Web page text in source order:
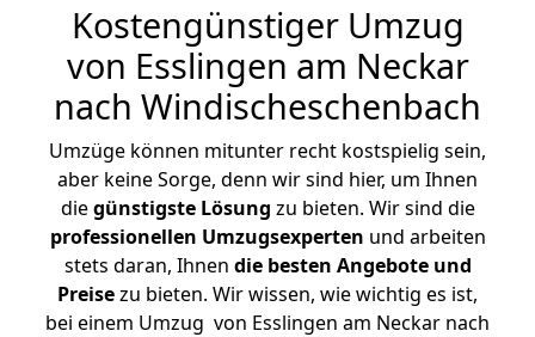
Kostengünstiger Umzug
von Esslingen am Neckar
nach Windischeschenbach
Umzüge können mitunter recht kostspielig sein,
aber keine Sorge, denn wir sind hier, um Ihnen
diegünstigste Lösung zu bieten. Wir sind die
professionellen Umzugsexperten und arbeiten
stets daran, Ihnen die besten Angebote und
Preisezu bieten. Wir wissen, wie wichtig es ist,
bei einem Umzug von Esslingen am Neckar nach